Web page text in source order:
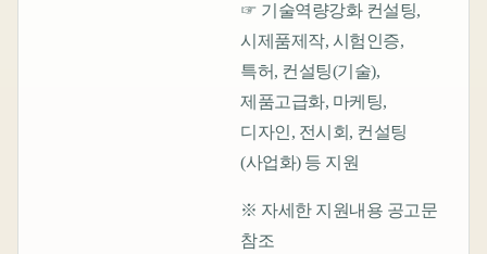
☞ 기술역량강화 컨설팅,
시제품제작, 시험인증,
특허, 컨설팅(기술),
제품고급화, 마케팅,
디자인, 전시회, 컨설팅
(사업화) 등 지원
※ 자세한 지원내용 공고문
참조